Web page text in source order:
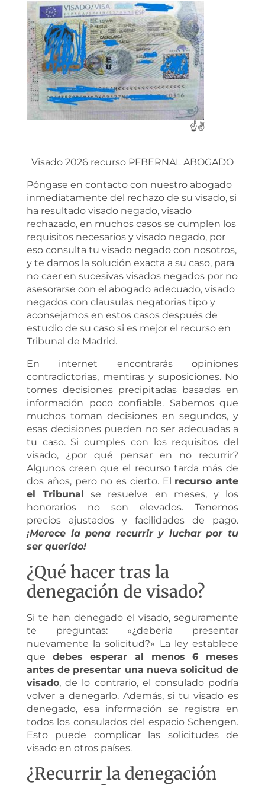
☝️✌️
Visado 2026 recurso PFBERNAL ABOGADO
Póngase en contacto con nuestro abogado
inmediatamente del rechazo de su visado, si
ha resultado visado negado, visado
rechazado, en muchos casos se cumplen los
requisitos necesarios y visado negado, por
eso consulta tu visado negado con nosotros,
y te damos la solución exacta a su caso, para
no caer en sucesivas visados negados por no
asesorarse con el abogado adecuado, visado
negados con clausulas negatorias tipo y
aconsejamos en estos casos después de
estudio de su caso si es mejor el recurso en
Tribunal de Madrid.
En internet encontrarás opiniones
contradictorias, mentiras y suposiciones. No
tomes decisiones precipitadas basadas en
información poco confiable. Sabemos que
muchos toman decisiones en segundos, y
esas decisiones pueden no ser adecuadas a
tu caso. Si cumples con los requisitos del
visado, ¿por qué pensar en no recurrir?
Algunos creen que el recurso tarda más de
dos años, pero no es cierto. El recurso ante
el Tribunal se resuelve en meses, y los
honorarios no son elevados. Tenemos
precios ajustados y facilidades de pago.
¡Merece la pena recurrir y luchar por tu
ser querido!
¿Qué hacer tras la
denegación de visado?
Si te han denegado el visado, seguramente
te preguntas: «¿debería presentar
nuevamente la solicitud?» La ley establece
que debes esperar al menos 6 meses
antes de presentar una nueva solicitud de
visado, de lo contrario, el consulado podría
volver a denegarlo. Además, si tu visado es
denegado, esa información se registra en
todos los consulados del espacio Schengen.
Esto puede complicar las solicitudes de
visado en otros países.
¿Recurrir la denegación